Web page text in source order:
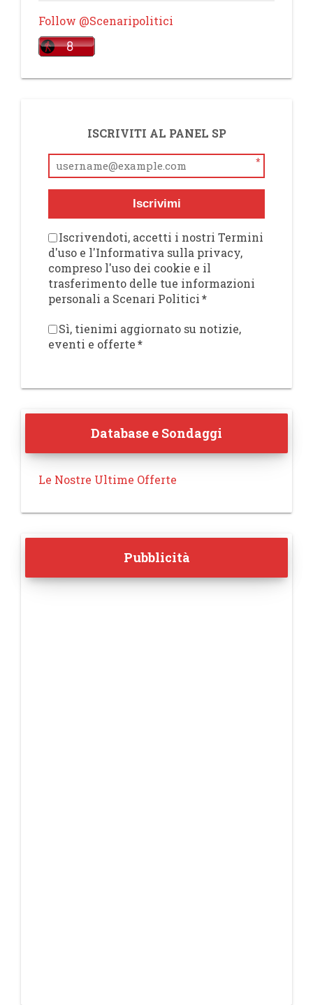
Follow @Scenaripolitici
ISCRIVITI AL PANEL SP
*
Iscrivimi
Iscrivendoti, accetti i nostri Termini
d'uso e l'Informativa sulla privacy,
compreso l'uso dei cookie e il
trasferimento delle tue informazioni
personali a Scenari Politici*
Sì, tienimi aggiornato su notizie,
eventi e offerte*
Database e Sondaggi
Le Nostre Ultime Offerte
Pubblicità